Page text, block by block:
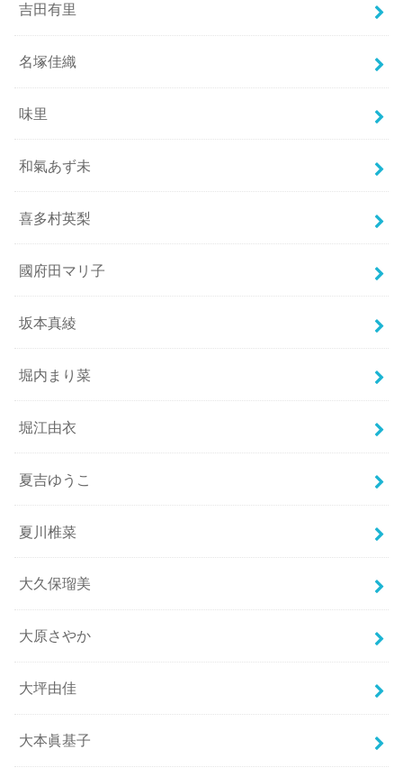
吉田有里
名塚佳織
味里
和氣あず未
喜多村英梨
國府田マリ子
坂本真綾
堀内まり菜
堀江由衣
夏吉ゆうこ
夏川椎菜
大久保瑠美
大原さやか
大坪由佳
大本眞基子